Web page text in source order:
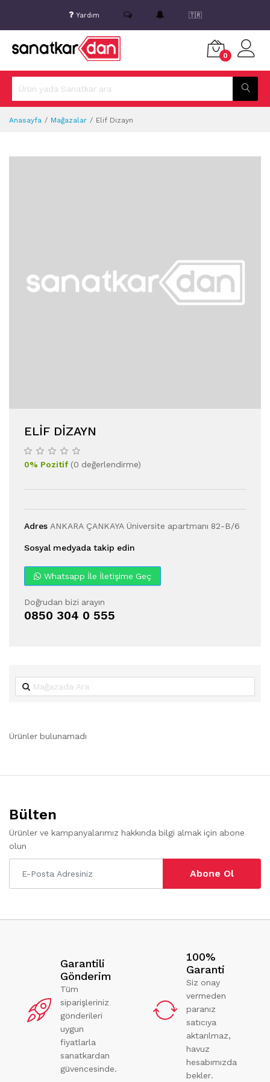
Yardım 🇹🇷
0
Anasayfa Mağazalar Elif Dizayn
ELIF DIZAYN
0% Pozitif(0 değerlendirme)
Adres ANKARA ÇANKAYA Üniversite apartmanı 82-B/6
Sosyal medyada takip edin
Whatsapp İle İletişime Geç
Doğrudan bizi arayın
0850 304 0 555
Ürünler bulunamadı
Bülten
Ürünler ve kampanyalarımız hakkında bilgi almak için abone
olun
Abone Ol
Garantili
Gönderim
Tüm
siparişleriniz
gönderileri
uygun
fiyatlarla
sanatkardan
güvencesinde.
100%
Garanti
Siz onay
vermeden
paranız
satıcıya
aktarılmaz,
havuz
hesabımızda
bekler.